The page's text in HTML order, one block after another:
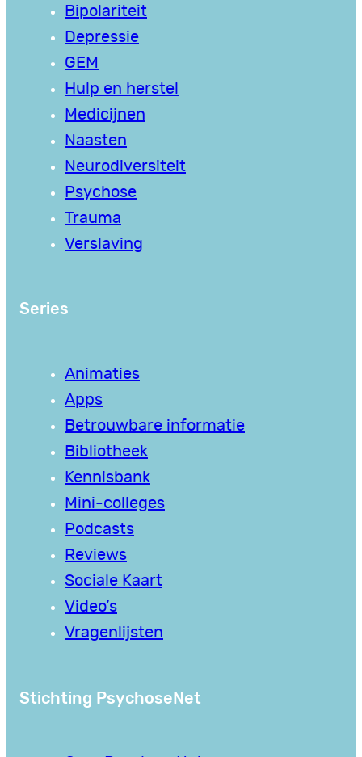
Bipolariteit
Depressie
GEM
Hulp en herstel
Medicijnen
Naasten
Neurodiversiteit
Psychose
Trauma
Verslaving
Series
Animaties
Apps
Betrouwbare informatie
Bibliotheek
Kennisbank
Mini-colleges
Podcasts
Reviews
Sociale Kaart
Video’s
Vragenlijsten
Stichting PsychoseNet